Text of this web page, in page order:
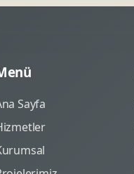
Sayfa